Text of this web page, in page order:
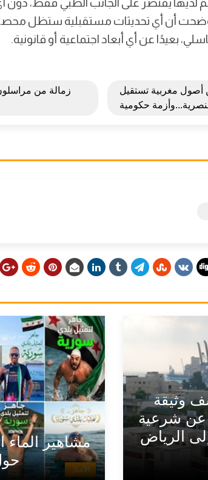
لديها يقتصر على الجانب الطبي فقط، دون
أن أي تحديثات مستقبلية ستظل
بعيدًا عن أي أبعاد اجتماعية أو قانونية.
أصول مغربية تستقيل
حكومية
وثيقة
عن شرعية
الرياض
الأخبار
مشاهير الماء